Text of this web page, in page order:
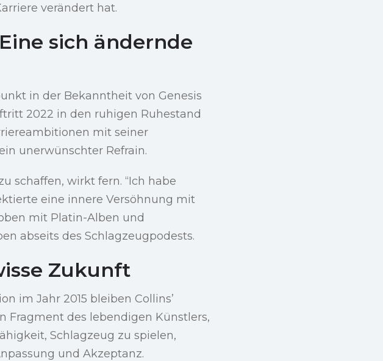
verändert hat.
sich ändernde
in der Bekanntheit von Genesis
2022 in den ruhigen Ruhestand
mit seiner
unerwünschter Refrain.
schaffen, wirkt fern. “Ich habe
eine innere Versöhnung mit
mit Platin-Alben und
abseits des Schlagzeugpodests.
Zukunft
im Jahr 2015 bleiben Collins’
Fragment des lebendigen Künstlers,
Schlagzeug zu spielen,
und Akzeptanz.